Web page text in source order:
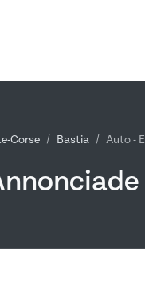
Corse Bastia Auto -